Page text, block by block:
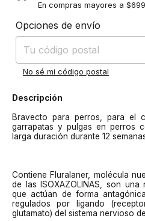
En compras mayores a $699
Entregas para el CP:
Opciones de envío
No sé mi código postal
Descripción
Bravecto para perros, para el
garrapatas y pulgas en perros
larga duración durante 12
Contiene Fluralaner, molécula
de las ISOXAZOLINAS, son
que actúan de forma
regulados por ligando
glutamato) del sistema nervioso